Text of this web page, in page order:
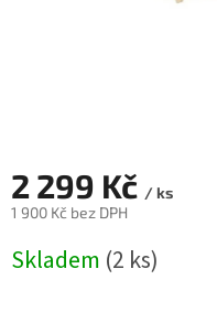
2 299 Kč / ks
1 900 Kč bez DPH
cena:
Skladem (2 ks)